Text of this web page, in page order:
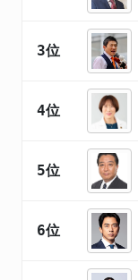
3位
4位
5位
6位